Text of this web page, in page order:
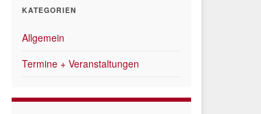
KATEGORIEN
Allgemein
Termine + Veranstaltungen